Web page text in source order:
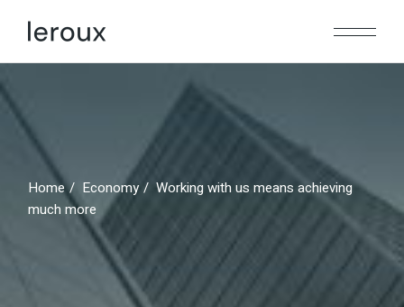
Home Economy
Working with us means achieving
much more